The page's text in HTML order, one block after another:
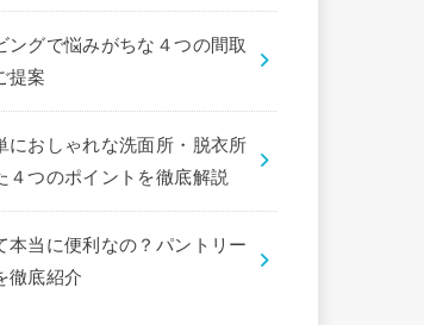
ングで悩みがちな４つの間取
提案
におしゃれな洗面所・脱衣所
４つのポイントを徹底解説
本当に便利なの？パントリー
徹底紹介